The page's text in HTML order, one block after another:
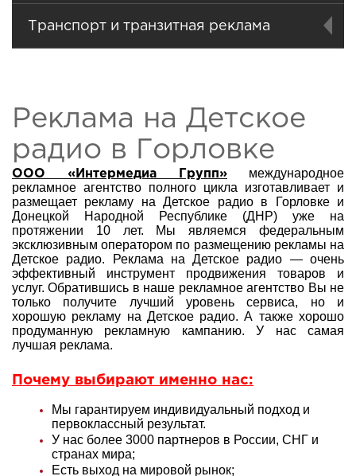
Транспорт и транзитная реклама
Реклама на Детское
радио в Горловке
ООО «Интермедиа Групп» международное
рекламное агентство полного цикла изготавливает и
размещает рекламу на Детское радио в Горловке и
Донецкой Народной Республике (ДНР) уже на
протяжении 10 лет. Мы являемся федеральным
эксклюзивным оператором по размещению рекламы на
Детское радио. Реклама на Детское радио — очень
эффективный инструмент продвижения товаров и
услуг. Обратившись в наше рекламное агентство Вы не
только получите лучший уровень сервиса, но и
хорошую рекламу на Детское радио. А также хорошо
продуманную рекламную кампанию. У нас самая
лучшая реклама.
Почему выбирают именно нас:
Мы гарантируем индивидуальный подход и
первоклассный результат.
У нас более 3000 партнеров в России, СНГ и
странах мира;
Есть выход на мировой рынок;